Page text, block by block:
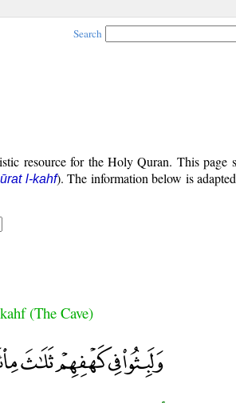
Search
resource for the Holy Quran. This page
l-kahf). The information below is
(The Cave)